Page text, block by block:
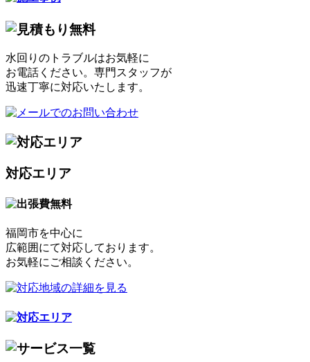
水回りのトラブルはお気軽に
お電話ください。専門スタッフが
迅速丁寧に対応いたします。
対応エリア
福岡市を中心に
広範囲にて対応しております。
お気軽にご相談ください。